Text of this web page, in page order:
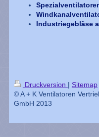
Industriegebläse
Druckversion | Sitemap
© A + K Ventilatoren
GmbH 2013